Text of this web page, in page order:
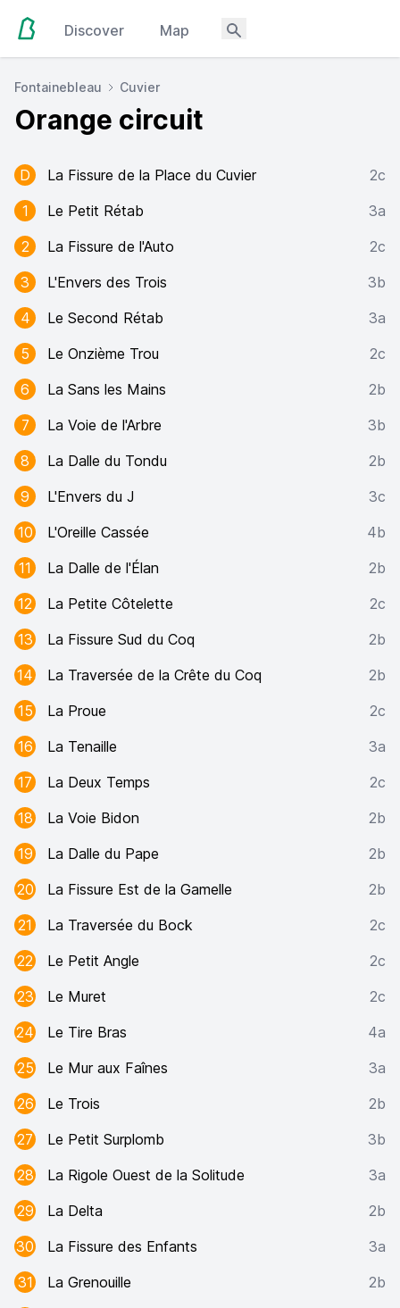
Discover Map
Fontainebleau Cuvier
Orange circuit
D La Fissure de la Place du Cuvier
2c
1
Le Petit Rétab
3a
2
La Fissure de l'Auto
2c
3
L'Envers des Trois
3b
4
Le Second Rétab
3a
5
Le Onzième Trou
2c
6
La Sans les Mains
2b
7
La Voie de l'Arbre
3b
8
La Dalle du Tondu
2b
9
L'Envers du J
3c
10
L'Oreille Cassée
4b
11
La Dalle de l'Élan
2b
12
La Petite Côtelette
2c
13
La Fissure Sud du Coq
2b
14
La Traversée de la Crête du Coq
2b
15
La Proue
2c
16
La Tenaille
3a
17
La Deux Temps
2c
18
La Voie Bidon
2b
19
La Dalle du Pape
2b
20
La Fissure Est de la Gamelle
2b
21
La Traversée du Bock
2c
22
Le Petit Angle
2c
23
Le Muret
2c
24
Le Tire Bras
4a
25
Le Mur aux Faînes
3a
26
Le Trois
2b
27
Le Petit Surplomb
3b
28
La Rigole Ouest de la Solitude
3a
29
La Delta
2b
30
La Fissure des Enfants
3a
31
La Grenouille
2b